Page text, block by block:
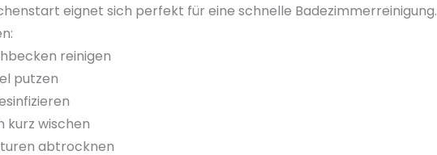
eignet sich perfekt für eine schnelle Badezimmerreinigung.
reinigen
putzen
kurz wischen
abtrocknen